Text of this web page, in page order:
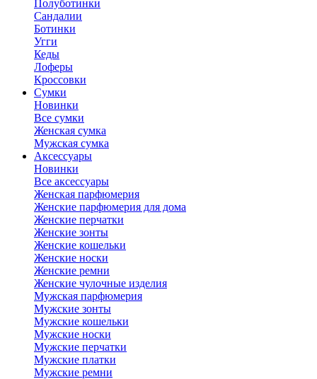
Полуботинки
Сандалии
Ботинки
Угги
Кеды
Лоферы
Кроссовки
Сумки
Новинки
Все сумки
Женская сумка
Мужская сумка
Аксессуары
Новинки
Все аксессуары
Женская парфюмерия
Женские парфюмерия для дома
Женские перчатки
Женские зонты
Женские кошельки
Женские носки
Женские ремни
Женские чулочные изделия
Мужская парфюмерия
Мужские зонты
Мужские кошельки
Мужские носки
Мужские перчатки
Мужские платки
Мужские ремни